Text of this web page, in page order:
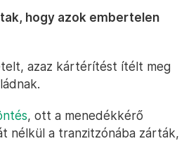
hogy azok embertelen
azaz kártérítést ítélt meg
, ott a menedékkérő
nélkül a tranzitzónába zárták,